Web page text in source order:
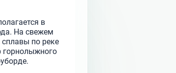
в
На свежем
сплавы по реке
горнолыжного